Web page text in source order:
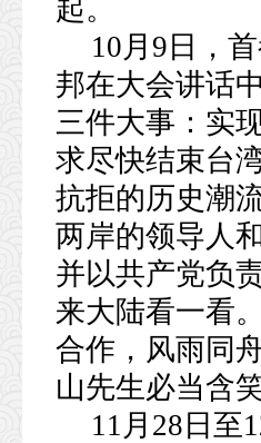
起。
10月9日，
邦在大会讲话
三件大事：实
求尽快结束台
抗拒的历史潮
两岸的领导人
并以共产党负
来大陆看一看
合作，风雨同
山先生必当含
11月28日至